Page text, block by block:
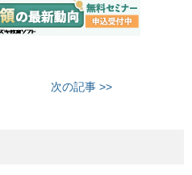
次の記事 >>